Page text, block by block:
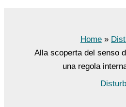
Home
Alla scoperta del senso
una regola